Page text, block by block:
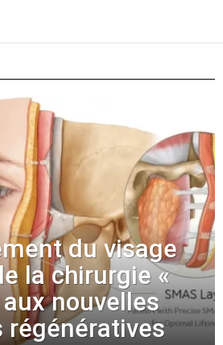
du visage
la chirurgie «
nouvelles
régénératives